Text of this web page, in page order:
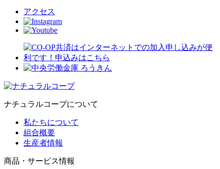
アクセス
ナチュラルコープについて
私たちについて
組合概要
生産者情報
商品・サービス情報